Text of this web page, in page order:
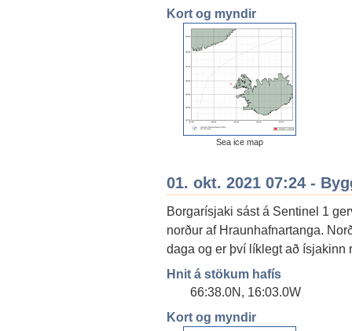
Kort og myndir
Sea ice map
01. okt. 2021 07:24 -
Borgarísjaki sást á Sentinel 1
norður af Hraunhafnartanga.
daga og er því líklegt að ísjakinn
Hnit á stökum hafís
66:38.0N, 16:03.0W
Kort og myndir